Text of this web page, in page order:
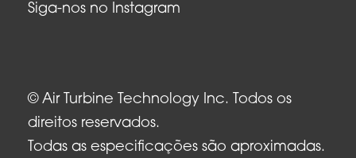
Siga-nos no Instagram
© Air Turbine Technology Inc. Todos os
direitos reservados.
Todas as especificações são aproximadas.